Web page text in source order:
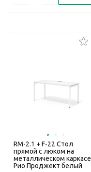
RM-2.1 + F-22 Стол
прямой с люком на
металлическом каркасе
Рио Проджект белый